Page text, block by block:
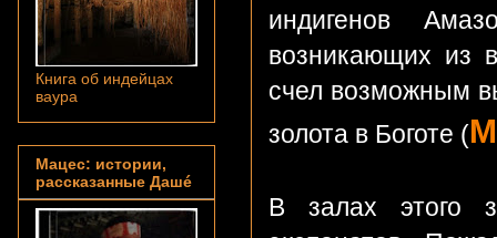
индигенов
возникающих из
счел возможным
золота в Боготе (
В залах этого
Книга об индейцах
ваура
Мацес: истории,
рассказанные Дашé